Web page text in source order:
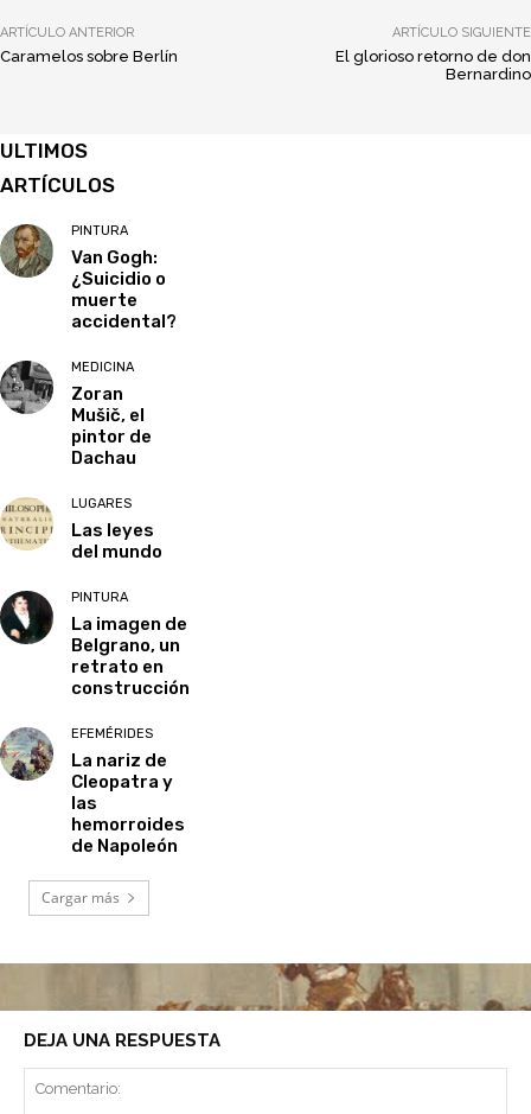
ARTÍCULO ANTERIOR
Caramelos sobre Berlín
ARTÍCULO SIGUIENTE
El glorioso retorno de don
Bernardino
ULTIMOS
ARTÍCULOS
PINTURA
Van Gogh:
¿Suicidio o
muerte
accidental?
MEDICINA
Zoran
Mušič, el
pintor de
Dachau
LUGARES
Las leyes
del mundo
PINTURA
La imagen de
Belgrano, un
retrato en
construcción
EFEMÉRIDES
La nariz de
Cleopatra y
las
hemorroides
de Napoleón
Cargar más
DEJA UNA RESPUESTA